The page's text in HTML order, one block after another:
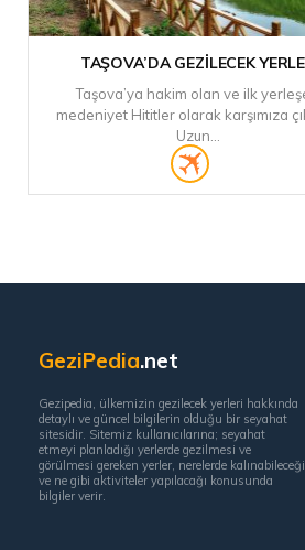
TAŞOVA’DA GEZILECEK
Taşova’ya hakim olan ve ilk
medeniyet Hititler olarak karşımıza
Uzun...
GeziPedia.net
Gezipedia, ülkemizin gezilecek yerleri hakkında
detaylı ve güncel bilgilerin olduğu bir seyahat
sitesidir. Sitemiz kullanıcılarına; seyahat
etmeyi planladığı yerlerde gezilmesi ve
görülmesi gereken yerler, nerelerde kalınabileceği
ve ne gibi aktiviteler yapılacağı konusunda
bilgiler verir.